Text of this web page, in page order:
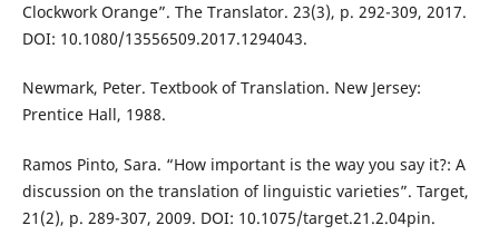
Clockwork Orange”. The Translator. 23(3), p. 292-309, 2017.
DOI: 10.1080/13556509.2017.1294043.
Newmark, Peter. Textbook of Translation. New Jersey:
Prentice Hall, 1988.
Ramos Pinto, Sara. “How important is the way you say it?: A
discussion on the translation of linguistic varieties”. Target,
21(2), p. 289-307, 2009. DOI: 10.1075/target.21.2.04pin.